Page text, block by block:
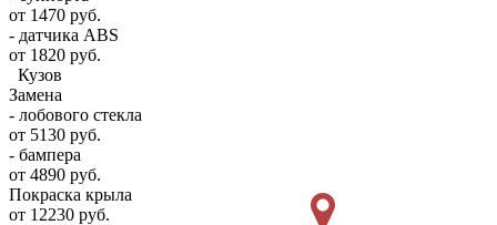
от 1470 руб.
- датчика ABS
от 1820 руб.
Кузов
Замена
- лобового стекла
от 5130 руб.
- бампера
от 4890 руб.
Покраска крыла
от 12230 руб.